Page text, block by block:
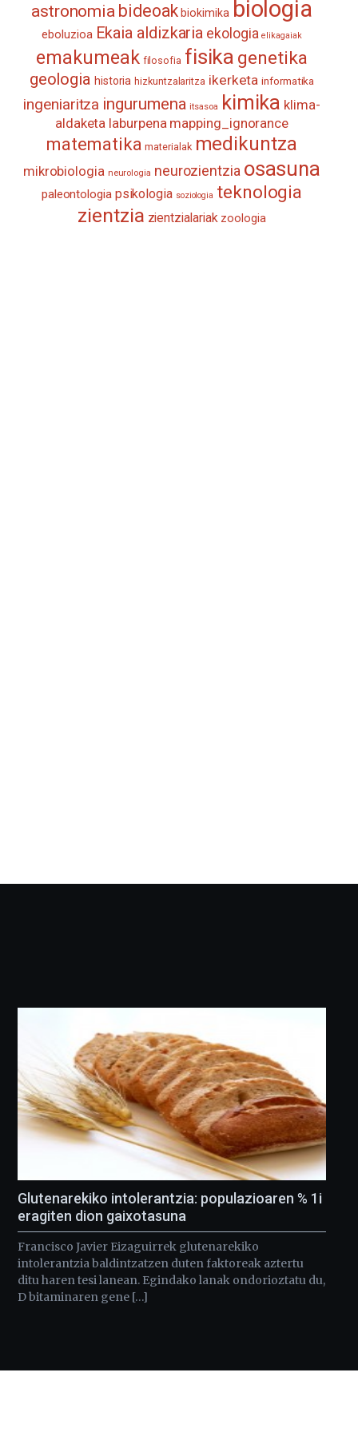
astronomia bideoak biokimika biologia
eboluzioa Ekaia aldizkaria ekologia elikagaiak
emakumeak filosofia fisika genetika
geologia historia hizkuntzalaritza ikerketa informatika
ingeniaritza ingurumena itsasoa kimika klima-
aldaketa laburpena mapping_ignorance
matematika materialak medikuntza
mikrobiologia neurologia neurozientzia osasuna
paleontologia psikologia soziologia teknologia
zientzia zientzialariak zoologia
Glutenarekiko intolerantzia: populazioaren % 1i
eragiten dion gaixotasuna
Francisco Javier Eizaguirrek glutenarekiko
intolerantzia baldintzatzen duten faktoreak aztertu
ditu haren tesi lanean. Egindako lanak ondorioztatu du,
D bitaminaren gene […]